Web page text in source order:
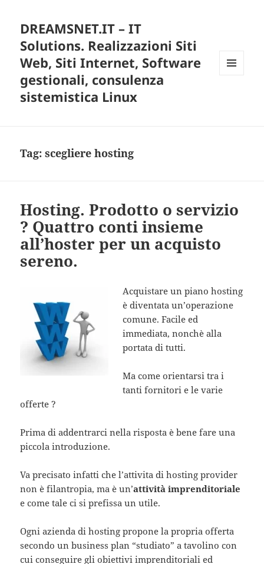
DREAMSNET.IT – IT
Solutions. Realizzazioni Siti
Web, Siti Internet, Software
gestionali, consulenza
sistemistica Linux
Tag:scegliere hosting
Hosting. Prodotto o servizio
? Quattro conti insieme
all’hoster per un acquisto
sereno.
Acquistare un piano hosting
è diventata un’operazione
comune. Facile ed
immediata, nonchè alla
portata di tutti.
Ma come orientarsi tra i
tanti fornitori e le varie
offerte ?
Prima di addentrarci nella risposta è bene fare una
piccola introduzione.
Va precisato infatti che l’attivita di hosting provider
non è filantropia, ma è un’attività imprenditoriale
e come tale ci si prefissa un utile.
Ogni azienda di hosting propone la propria offerta
secondo un business plan “studiato” a tavolino con
cui conseguire gli obiettivi imprenditoriali ed